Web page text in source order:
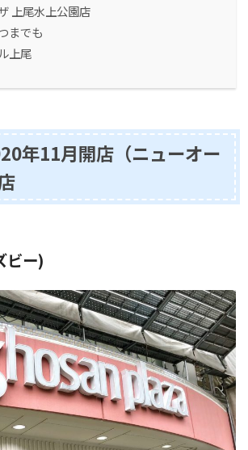
上尾水上公園店
までも
上尾
年11月開店（ニューオー
ビー)